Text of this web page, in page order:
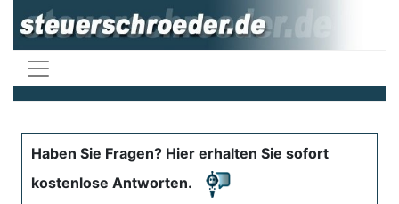
Haben Sie Fragen? Hier erhalten Sie sofort
kostenlose Antworten.